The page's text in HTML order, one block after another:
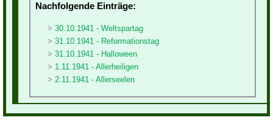
Nachfolgende Einträge:
30.10.1941 - Weltspartag
31.10.1941 - Reformationstag
31.10.1941 - Halloween
1.11.1941 - Allerheiligen
2.11.1941 - Allerseelen